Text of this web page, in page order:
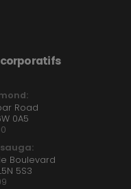
Road
0A5
Boulevard
5S3